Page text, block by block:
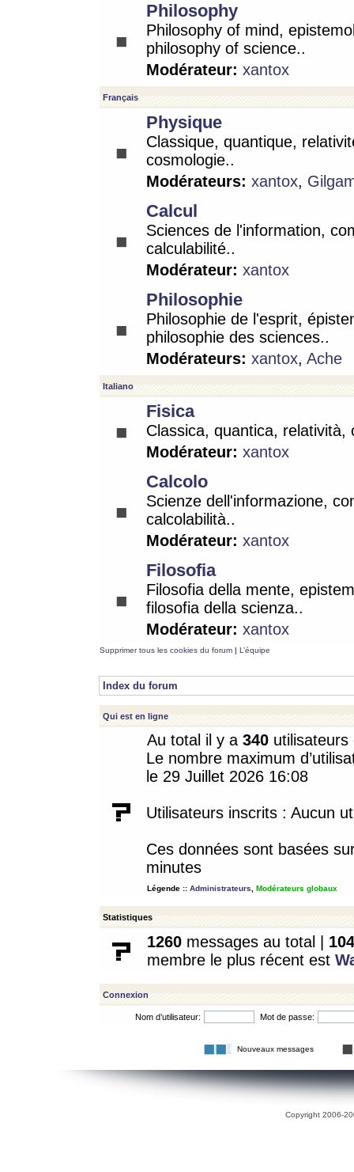
Philosophy
Philosophy of mind,
philosophy of science..
Modérateur: xantox
Français
Physique
Classique, quantique,
cosmologie..
Modérateurs: xantox,
Calcul
Sciences de l'information,
calculabilité..
Modérateur: xantox
Philosophie
Philosophie de l'esprit,
philosophie des sciences..
Modérateurs: xantox, Ache
Italiano
Fisica
Classica, quantica, relatività,
Modérateur: xantox
Calcolo
Scienze dell'informazione,
calcolabilità..
Modérateur: xantox
Filosofia
Filosofia della mente,
filosofia della scienza..
Modérateur: xantox
Supprimer tous les cookies du forum | L’équipe
Index du forum
Qui est en ligne
Au total il y a 340
Le nombre maximum
le 29 Juillet 2026 16:08
Utilisateurs inscrits : Aucun
Ces données sont basées
minutes
Légende :: Administrateurs Modérateurs globaux
Statistiques
1260 messages au total | 104
membre le plus récent est
Connexion
Nom d’utilisateur: Mot de passe:
Nouveaux messages
Copyright 2006-